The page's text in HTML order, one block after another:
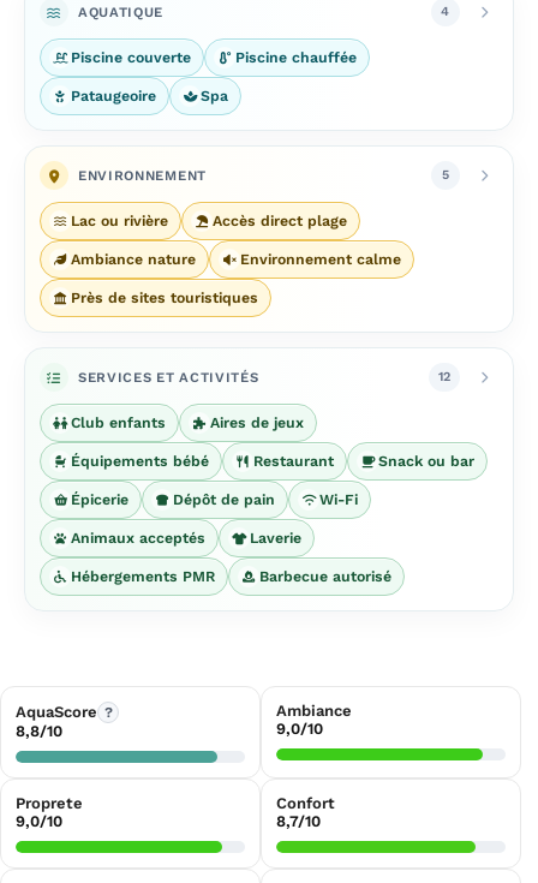
AQUATIQUE 4
Piscine couverte Piscine chauffée
Pataugeoire Spa
ENVIRONNEMENT 5
Lac ou rivière Accès direct plage
Ambiance nature Environnement calme
Près de sites touristiques
SERVICES ET ACTIVITÉS 12
Club enfants Aires de jeux
Équipements bébé Restaurant Snack ou bar
Épicerie Dépôt de pain Wi-Fi
Animaux acceptés Laverie
Hébergements PMR Barbecue autorisé
AquaScore ?
8,8/10
Ambiance
9,0/10
Proprete
9,0/10
Confort
8,7/10